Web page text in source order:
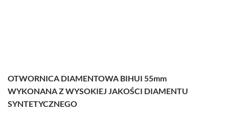
OTWORNICA DIAMENTOWA BIHUI 55mm
WYKONANA Z WYSOKIEJ JAKOŚCI DIAMENTU
SYNTETYCZNEGO